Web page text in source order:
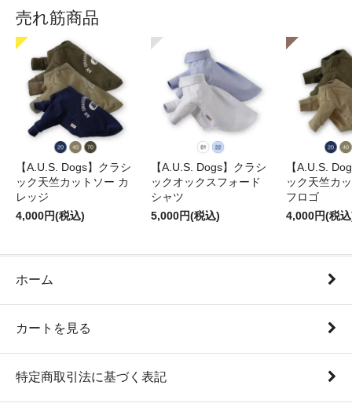
売れ筋商品
【A.U.S. Dogs】クラシ
ック天竺カットソー カ
レッジ
4,000円(税込)
【A.U.S. Dogs】クラシ
ックオックスフォード
シャツ
5,000円(税込)
【A.U.S.
ック天竺カ
フロゴ
4,000円(税
ホーム
カートを見る
特定商取引法に基づく表記